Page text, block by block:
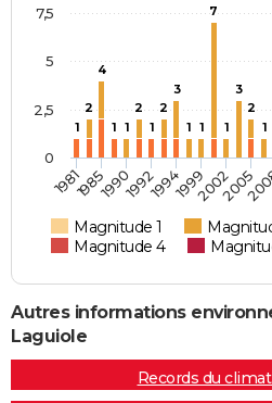
1
2
4
1 1
2
1
2
3
1 1
7
1
3
2
1
Magnitude 1
Magnitude 4
19811985199019921994199920022005
0
2,5
5
7,5
Autres informations
Laguiole
Records du